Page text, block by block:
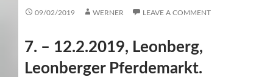
09/02/2019 WERNER LEAVE A COMMENT
7. – 12.2.2019, Leonberg,
Leonberger Pferdemarkt.